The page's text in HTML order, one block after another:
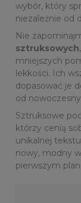
wybór, który
niezależnie od
Nie
sztruksowych
mniejszych
lekkości. Ich
dopasować je
od
Sztruksowe
którzy cenią
unikalnej
nowy, modny
pierwszym